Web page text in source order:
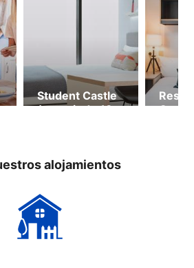
Student Castle
(a partir de 18
12.09.2026)
Cam
alojamientos